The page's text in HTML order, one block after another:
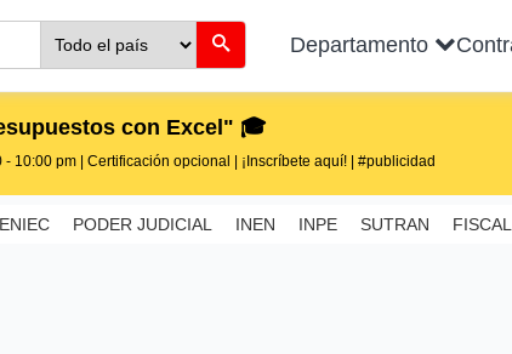
Departamento
con Excel" 🎓
10:00 pm | Certificación opcional | ¡Inscríbete aquí! | #publicidad
PODER JUDICIAL INEN INPE SUTRAN